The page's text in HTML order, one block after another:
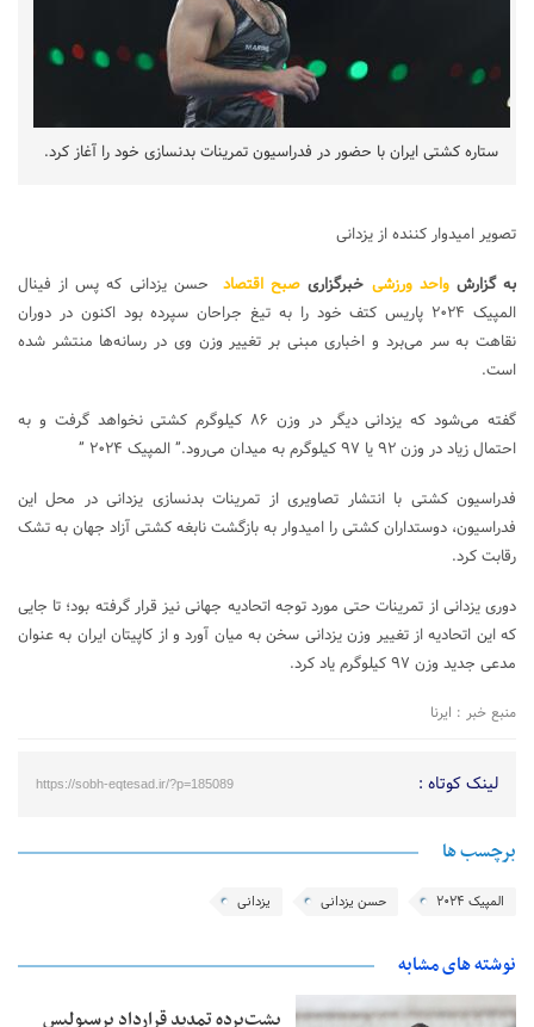
ستاره کشتی ایران با حضور در فدراسیون تمرینات بدنسازی خود را آغاز کرد.
تصویر امیدوار کننده از یزدانی
به گزارشواحد ورزشی خبرگزاری صبح اقتصادحسن یزدانی که پس از فینال
المپیک ۲۰۲۴ پاریس کتف خود را به تیغ جراحان سپرده بود اکنون در دوران
نقاهت به سر می‌برد و اخباری مبنی بر تغییر وزن وی در رسانه‌ها منتشر شده
است.
گفته می‌شود که یزدانی دیگر در وزن ۸۶ کیلوگرم کشتی نخواهد گرفت و به
احتمال زیاد در وزن ۹۲ یا ۹۷ کیلوگرم به میدان می‌رود.” المپیک ۲۰۲۴ ”
فدراسیون کشتی با انتشار تصاویری از تمرینات بدنسازی یزدانی در محل این
فدراسیون، دوستداران کشتی را امیدوار به بازگشت نابغه کشتی آزاد جهان به تشک
رقابت کرد.
دوری یزدانی از تمرینات حتی مورد توجه اتحادیه جهانی نیز قرار گرفته بود؛ تا جایی
که این اتحادیه از تغییر وزن یزدانی سخن به میان آورد و از کاپیتان ایران به عنوان
مدعی جدید وزن ۹۷ کیلوگرم یاد کرد.
منبع خبر : ایرنا
لینک کوتاه : https://sobh-eqtesad.ir/?p=185089
برچسب ها
المپیک ۲۰۲۴ حسن یزدانی یزدانی
نوشته های مشابه
پشت‌پرده تمدید قرارداد پرسپولیس